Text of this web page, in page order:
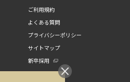
ご利用規約
よくある質問
プライバシーポリシー
サイトマップ
新卒採用